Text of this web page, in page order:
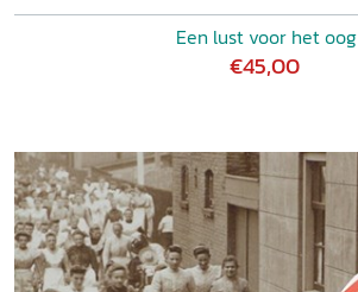
Een lust voor het oog
€45,00